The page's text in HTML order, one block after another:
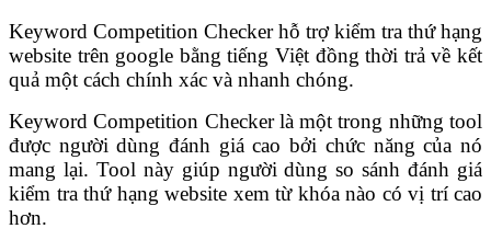
Keyword Competition Checker hỗ trợ kiểm tra thứ hạng
website trên google bằng tiếng Việt đồng thời trả về kết
quả một cách chính xác và nhanh chóng.
Keyword Competition Checker là một trong những tool
được người dùng đánh giá cao bởi chức năng của nó
mang lại. Tool này giúp người dùng so sánh đánh giá
kiểm tra thứ hạng website xem từ khóa nào có vị trí cao
hơn.